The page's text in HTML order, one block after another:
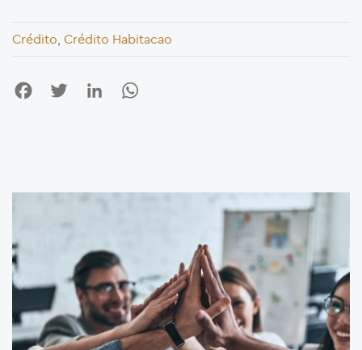
Crédito, Crédito Habitacao
FacebookTwitter LinkedIn